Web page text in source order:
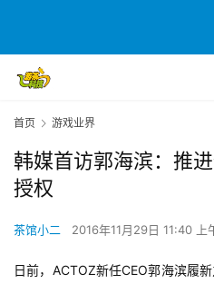
首页 游戏业界
韩媒首访郭海滨：推
授权
茶馆小二 2016年11月29日 11:40 上
日前，ACTOZ新任CEO郭海滨履